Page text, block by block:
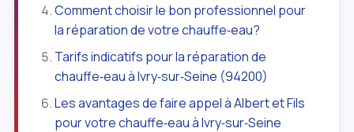
Comment choisir le bon professionnel pour
la réparation de votre chauffe‑eau?
Tarifs indicatifs pour la réparation de
chauffe‑eau à Ivry‑sur‑Seine (94200)
Les avantages de faire appel à Albert et Fils
pour votre chauffe‑eau à Ivry‑sur‑Seine